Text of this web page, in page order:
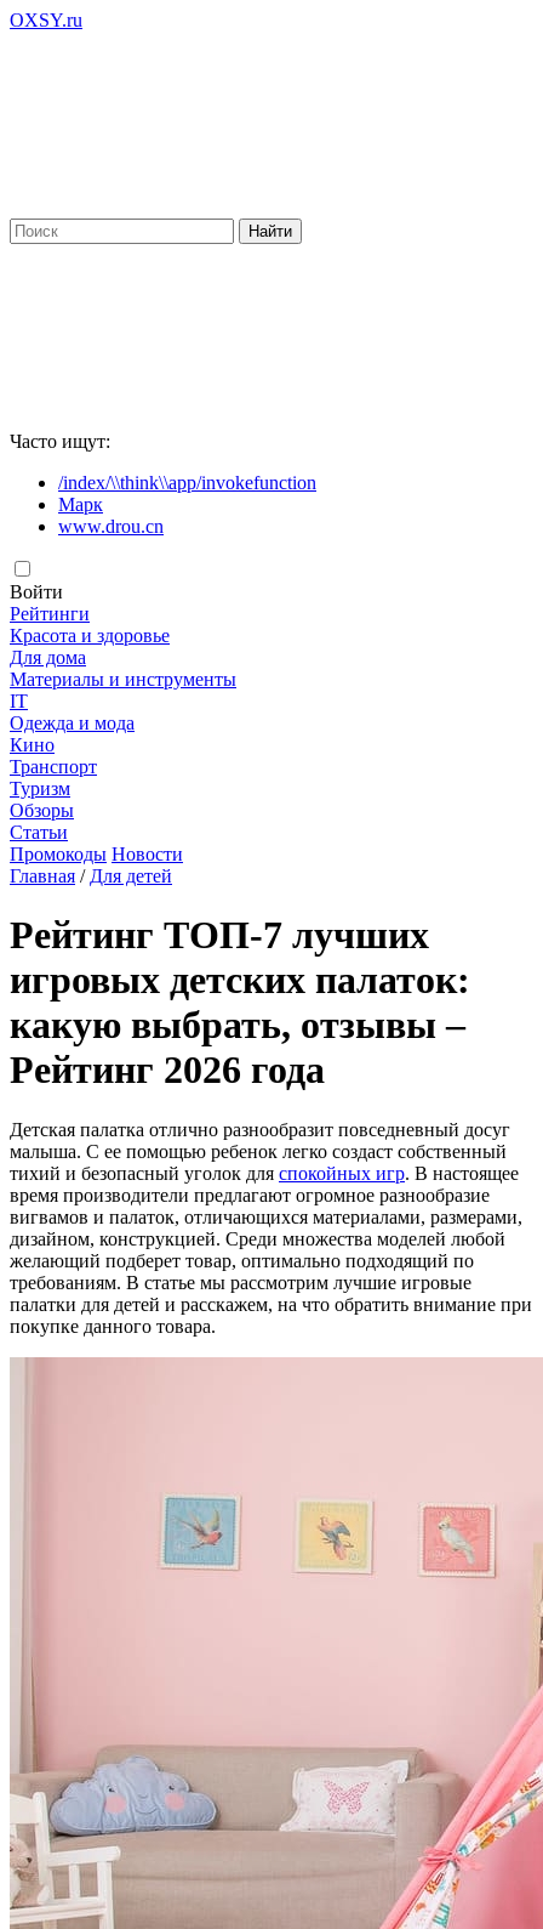
OXSY.ru
Часто ищут:
/index/\\think\\app/invokefunction
Марк
www.drou.cn
Войти
Рейтинги
Красота и здоровье
Для дома
Материалы и инструменты
IT
Одежда и мода
Кино
Транспорт
Туризм
Обзоры
Статьи
Промокоды Новости
Главная / Для детей
Рейтинг ТОП-7 лучших
игровых детских палаток:
какую выбрать, отзывы –
Рейтинг 2026 года
Детская палатка отлично разнообразит повседневный досуг
малыша. С ее помощью ребенок легко создаст собственный
тихий и безопасный уголок для спокойных игр. В настоящее
время производители предлагают огромное разнообразие
вигвамов и палаток, отличающихся материалами, размерами,
дизайном, конструкцией. Среди множества моделей любой
желающий подберет товар, оптимально подходящий по
требованиям. В статье мы рассмотрим лучшие игровые
палатки для детей и расскажем, на что обратить внимание при
покупке данного товара.